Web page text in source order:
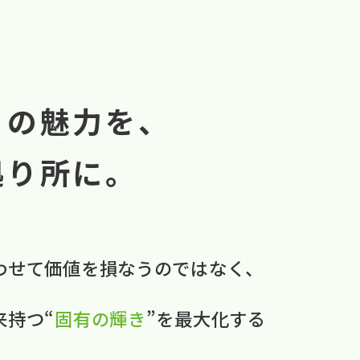
魅力を、
所に。
て​価値を​損なうのではなく、
持つ“固有の​輝き”を​最大化する​